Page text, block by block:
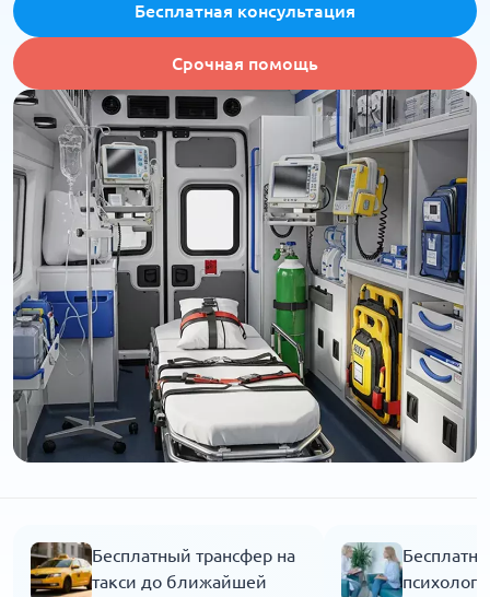
Бесплатная консультация
Срочная помощь
Бесплатный трансфер на
такси до ближайшей
психолога